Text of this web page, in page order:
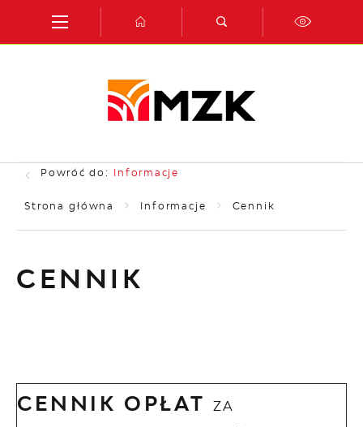
Przejdź do menu.
Przejdź do wyszukiwarki.
Przejdź do treści.
Przejdź do ustawień wielkości czcionki.
Włącz wersję kontrastową strony.
Powróć do: Informacje
Strona główna Informacje Cennik
CENNIK
CENNIK OPŁAT
ZA